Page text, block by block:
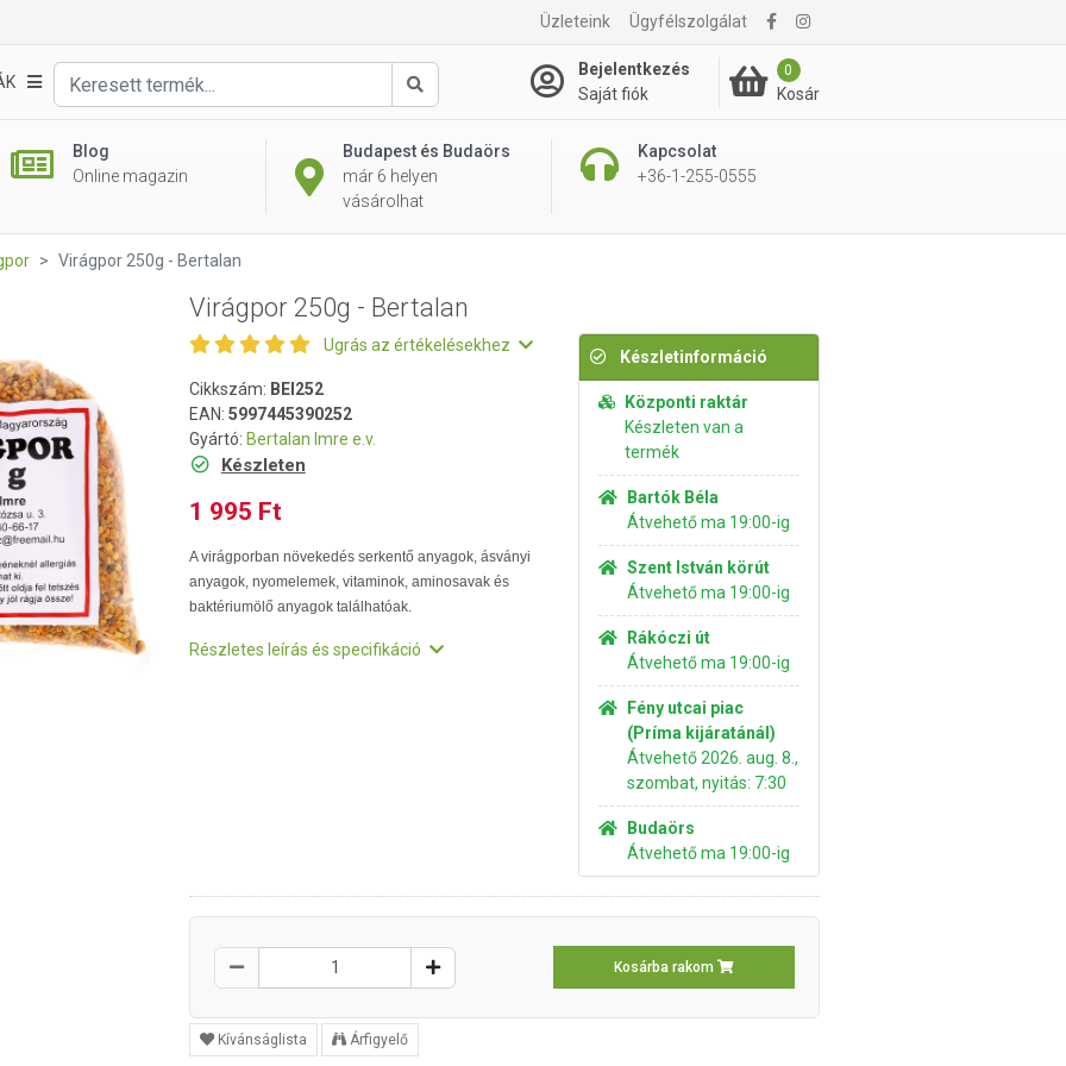
Üzleteink Ügyfélszolgálat
Keresés
Bejelentkezés
Saját fiók
0
Kosár
Blog
Online magazin
Budapest és Budaörs
már 6 helyen
vásárolhat
Kapcsolat
+36-1-255-0555
1 995 Ft Kosárba rakom
Virágpor 250g - Bertalan
Virágpor 250g - Bertalan
Ugrás az értékelésekhez
Cikkszám: BEI252
EAN: 5997445390252
Gyártó: Bertalan Imre e.v.
Készleten
1 995 Ft
A virágporban növekedés serkentő anyagok, ásványi
anyagok, nyomelemek, vitaminok, aminosavak és
baktériumölő anyagok találhatóak.
Részletes leírás és specifikáció
Készletinformáció
Központi raktár
Készleten van a
termék
Bartók Béla
Átvehető ma 19:00-ig
Szent István körút
Átvehető ma 19:00-ig
Rákóczi út
Átvehető ma 19:00-ig
Fény utcai piac
(Príma kijáratánál)
Átvehető 2026. aug. 8.,
szombat, nyitás: 7:30
Budaörs
Átvehető ma 19:00-ig
Kosárba rakom
Kívánságlista Árfigyelő